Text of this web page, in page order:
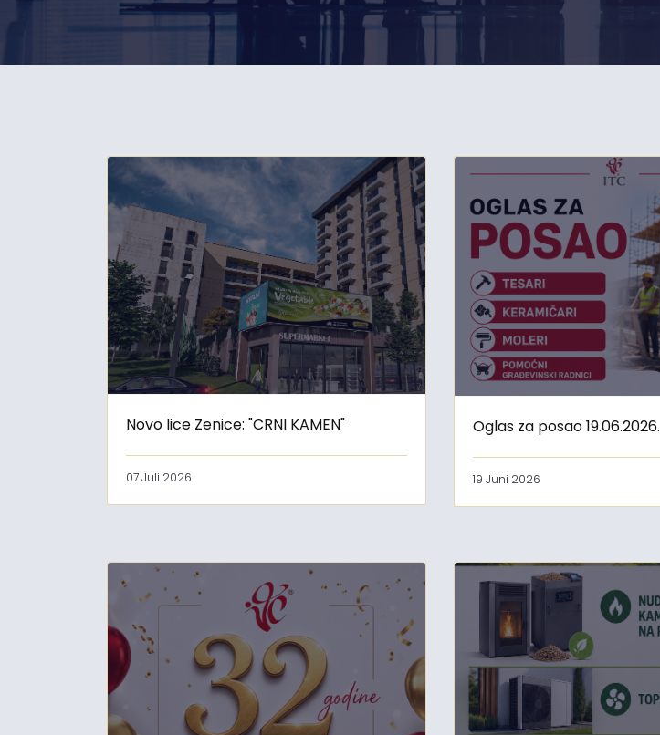
Novo lice Zenice: "CRNI KAMEN"
07 Juli 2026
Oglas za posao 19.06.2026.
19 Juni 2026